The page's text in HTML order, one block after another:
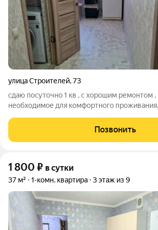
улица Строителей,73
сдаю посуточно 1 кв , с хорошим ремонтом ,
необходимое для комфортного
выдаём отчётные документы, молодёжь до
беспокоить, не для компаний , цена
Позвонить
1 800 ₽ в сутки
37 м² 1-комн. квартира 3 этаж из 9